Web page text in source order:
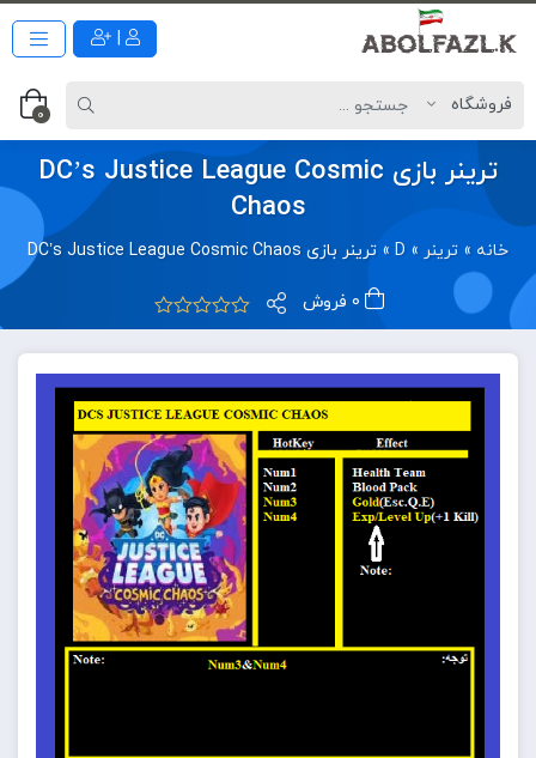
0
ترینر بازی DC’s Justice League Cosmic
Chaos
خانه » ترینر »
D
» ترینر بازی DC’s Justice League Cosmic Chaos